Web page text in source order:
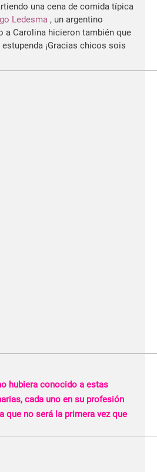
una cena de comida típica
Ledesma , un argentino
a Carolina hicieron también que
¡Gracias chicos sois
hubiera conocido a estas
cada uno en su profesión
que no será la primera vez que